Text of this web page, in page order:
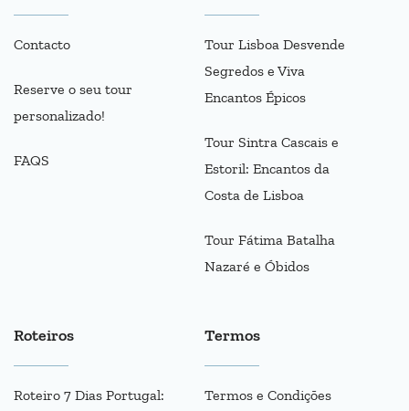
Contacto
Reserve o seu tour
personalizado!
FAQS
Tour Lisboa Desvende
Segredos e Viva
Encantos Épicos
Tour Sintra Cascais e
Estoril: Encantos da
Costa de Lisboa
Tour Fátima Batalha
Nazaré e Óbidos
Roteiros
Roteiro 7 Dias Portugal:
Termos
Termos e Condições